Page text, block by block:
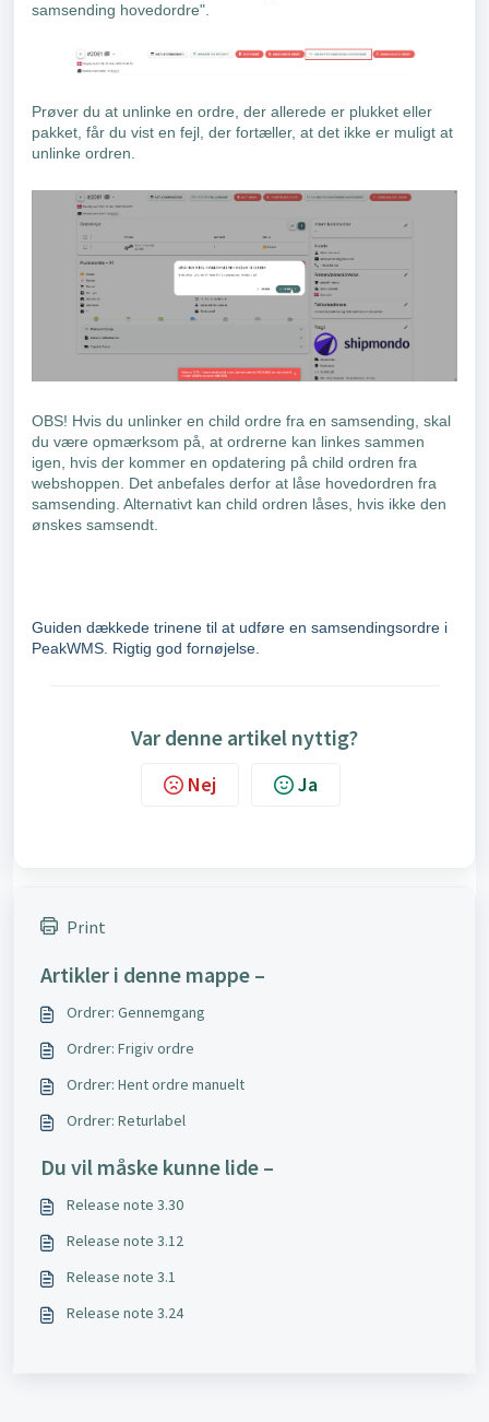
samsending hovedordre".
Prøver du at unlinke en ordre, der allerede er plukket eller
pakket, får du vist en fejl, der fortæller, at det ikke er muligt at
unlinke ordren.
OBS! Hvis du unlinker en child ordre fra en samsending, skal
du være opmærksom på, at ordrerne kan linkes sammen
igen, hvis der kommer en opdatering på child ordren fra
webshoppen. Det anbefales derfor at låse hovedordren fra
samsending. Alternativt kan child ordren låses, hvis ikke den
ønskes samsendt.
Guiden dækkede trinene til at udføre en samsendingsordre i
PeakWMS. Rigtig god fornøjelse.
Var denne artikel nyttig?
Nej Ja
Print
Artikler i denne mappe –
Ordrer: Gennemgang
Ordrer: Frigiv ordre
Ordrer: Hent ordre manuelt
Ordrer: Returlabel
Du vil måske kunne lide –
Release note 3.30
Release note 3.12
Release note 3.1
Release note 3.24